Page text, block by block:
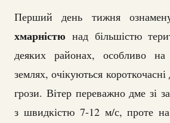
Перший день тижня
хмарністю над більшістю
деяких районах, особливо на
землях, очікуються
грози. Вітер переважно дме зі
з швидкістю 7-12 м/с, проте